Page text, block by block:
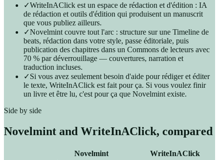
✓WriteInAClick est un espace de rédaction et d'édition : IA
de rédaction et outils d'édition qui produisent un manuscrit
que vous publiez ailleurs.
✓Novelmint couvre tout l'arc : structure sur une Timeline de
beats, rédaction dans votre style, passe éditoriale, puis
publication des chapitres dans un Commons de lecteurs avec
70 % par déverrouillage — couvertures, narration et
traduction incluses.
✓Si vous avez seulement besoin d'aide pour rédiger et éditer
le texte, WriteInAClick est fait pour ça. Si vous voulez finir
un livre et être lu, c'est pour ça que Novelmint existe.
Side by side
Novelmint and WriteInAClick, compared
Novelmint
WriteInAClick